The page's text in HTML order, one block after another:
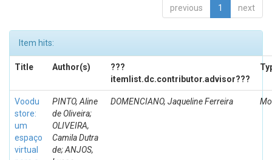
previous 1 next
Item hits:
Title Author(s)
???
itemlist.dc.contributor.advisor???
Voodu
store:
um
espaço
virtual
PINTO, Aline
de Oliveira;
OLIVEIRA,
Camila Dutra
de; ANJOS,
DOMENCIANO, Jaqueline Ferreira